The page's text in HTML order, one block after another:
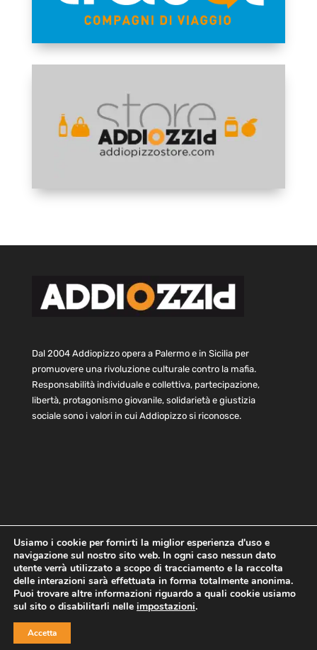
Dal 2004 Addiopizzo opera a Palermo e in Sicilia per
promuovere una rivoluzione culturale contro la mafia.
Responsabilità individuale e collettiva, partecipazione,
libertà, protagonismo giovanile, solidarietà e giustizia
sociale sono i valori in cui Addiopizzo si riconosce.
Home Statuto e bilancio
Contatti
Privacy
Cookie Child Protection Policy
Copyright © 2021 AddioPizzo | Tutti i diritti riservati | Sede
Usiamo i cookie per fornirti la miglior esperienza d'uso e
navigazione sul nostro sito web. In ogni caso nessun dato
utente verrà utilizzato a scopo di tracciamento e la raccolta
delle interazioni sarà effettuata in forma totalmente anonima.
Puoi trovare altre informazioni riguardo a quali cookie usiamo
sul sito o disabilitarli nelle impostazioni.
Accetta